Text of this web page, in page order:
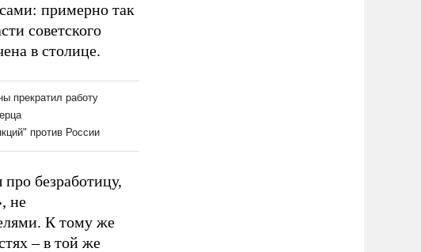
примерно так
советского
в столице.
безработицу,
не
К тому же
– в той же